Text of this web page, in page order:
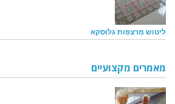
ליטוש מרצפות גלוסקא
מאמרים מקצועיים